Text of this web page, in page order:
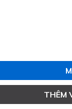
THÊM